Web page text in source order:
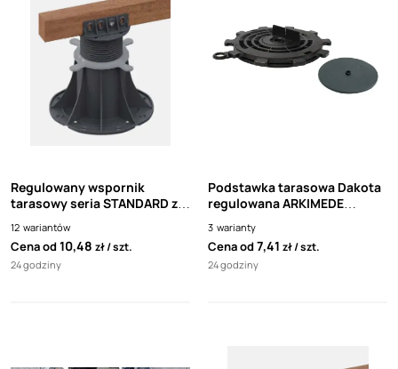
Regulowany wspornik
tarasowy seria STANDARD z
adapterem do mocowania
legara lub płytki
12 wariantów
Cena od10,48 zł szt.
24 godziny
Podstawka tarasowa Dakota
regulowana ARKIMEDE
3 warianty
Cena od7,41 zł szt.
24 godziny